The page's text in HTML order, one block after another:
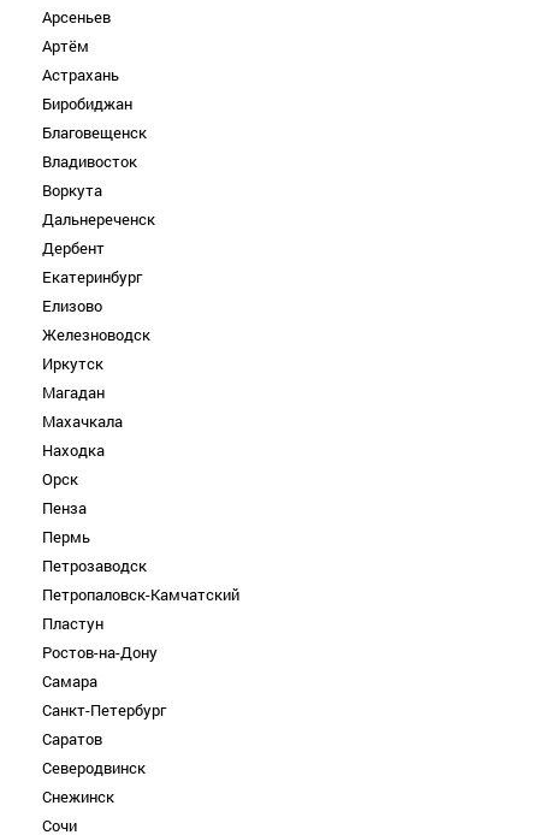
Арсеньев
Артём
Астрахань
Биробиджан
Благовещенск
Владивосток
Воркута
Дальнереченск
Дербент
Екатеринбург
Елизово
Железноводск
Иркутск
Магадан
Махачкала
Находка
Орск
Пенза
Пермь
Петрозаводск
Петропаловск-Камчатский
Пластун
Ростов-на-Дону
Самара
Санкт-Петербург
Саратов
Северодвинск
Снежинск
Сочи